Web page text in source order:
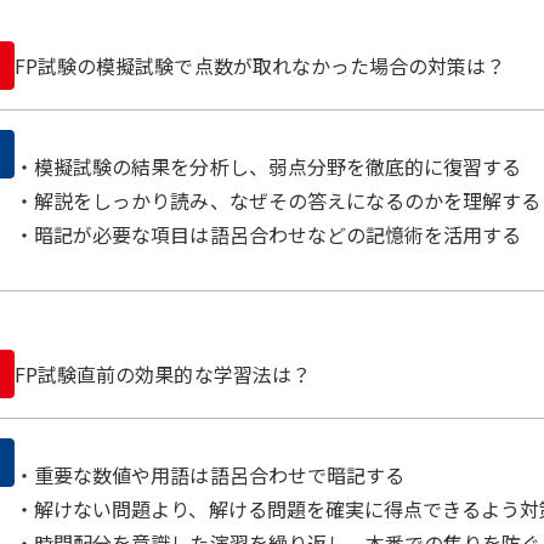
FP試験の模擬試験で点数が取れなかった場合の対策は？
・模擬試験の結果を分析し、弱点分野を徹底的に復習する
・解説をしっかり読み、なぜその答えになるのかを理解する
・暗記が必要な項目は語呂合わせなどの記憶術を活用する
FP試験直前の効果的な学習法は？
・重要な数値や用語は語呂合わせで暗記する
・解けない問題より、解ける問題を確実に得点できるよう